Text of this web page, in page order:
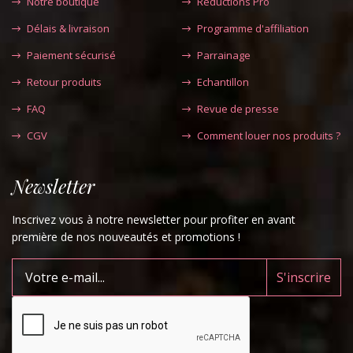
Délais & livraison
Paiement sécurisé
Retour produits
FAQ
CGV
Programme d'affiliation
Parrainage
Echantillon
Revue de presse
Comment louer nos produits ?
Newsletter
Inscrivez vous à notre newsletter pour profiter en avant
première de nos nouveautés et promotions !